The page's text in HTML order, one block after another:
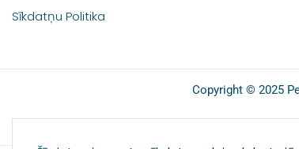
Sīkdatņu Politika
Copyright © 2025